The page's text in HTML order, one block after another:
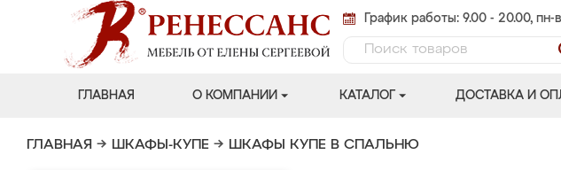
График работы: 9.00 - 20.00, пн-
ГЛАВНАЯ О КОМПАНИИ КАТАЛОГ ДОСТАВКА И
ГЛАВНАЯ → ШКАФЫ-КУПЕ → ШКАФЫ КУПЕ В СПАЛЬНЮ